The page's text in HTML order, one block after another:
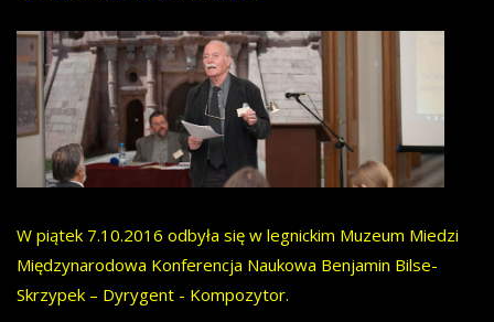
W piątek 7.10.2016 odbyła się w legnickim Muzeum Miedzi
Międzynarodowa Konferencja Naukowa Benjamin Bilse-
Skrzypek – Dyrygent - Kompozytor.